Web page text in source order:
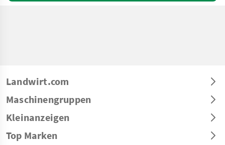
Landwirt.com
Maschinengruppen
Kleinanzeigen
Top Marken